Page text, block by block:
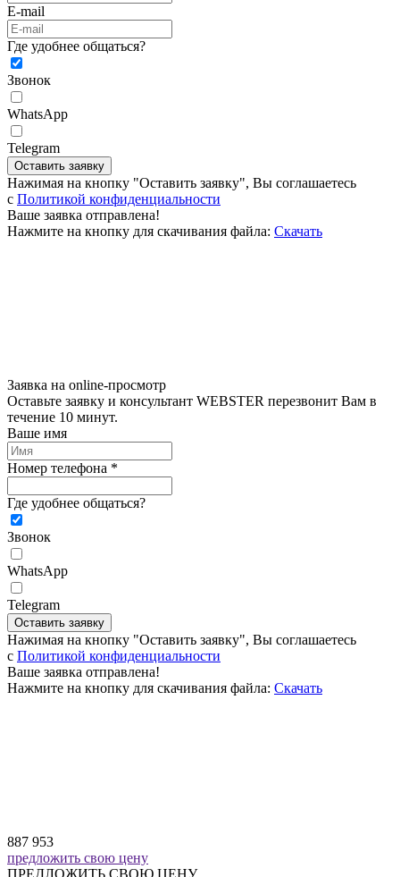
E-mail
Где удобнее общаться?
Звонок
WhatsApp
Telegram
Оставить заявку
Нажимая на кнопку "Оставить заявку", Вы соглашаетесь
c Политикой конфиденциальности
Ваше заявка отправлена!
Нажмите на кнопку для скачивания файла: Скачать
Заявка на online-просмотр
Оставьте заявку и консультант WEBSTER перезвонит Вам в
течение 10 минут.
Ваше имя
Номер телефона *
Где удобнее общаться?
Звонок
WhatsApp
Telegram
Оставить заявку
Нажимая на кнопку "Оставить заявку", Вы соглашаетесь
c Политикой конфиденциальности
Ваше заявка отправлена!
Нажмите на кнопку для скачивания файла: Скачать
887 953
предложить свою цену